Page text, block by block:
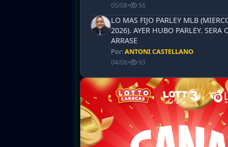
05/08• 56
LO MAS FIJO PARLEY MLB
2026). AYER HUBO PARLEY. SERA
ARRASE
Por:ANTONI CASTELLANO
04/08• 93